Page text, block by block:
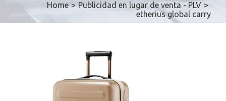
Home > Publicidad en lugar de venta - PLV >
etherius global carry